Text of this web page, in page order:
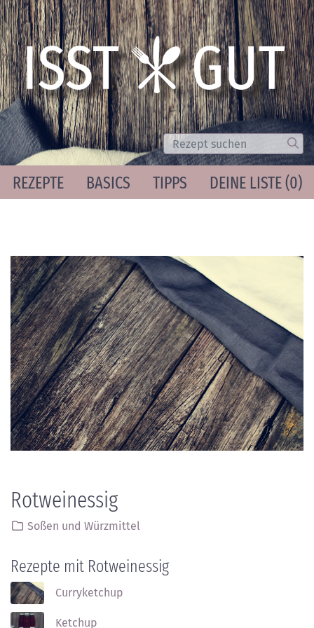
Suche Los
REZEPTE BASICS TIPPS DEINE LISTE (0)
Rotweinessig
Soßen und Würzmittel
Rezepte mit Rotweinessig
Curryketchup
Ketchup